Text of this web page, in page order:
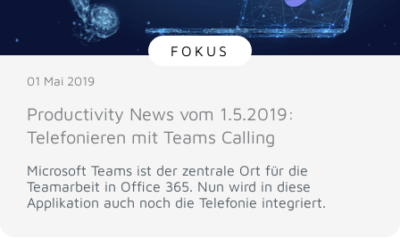
FOKUS
01 Mai 2019
Productivity News vom 1.5.2019:
Telefonieren mit Teams Calling
Microsoft Teams ist der zentrale Ort für die
Teamarbeit in Office 365. Nun wird in diese
Applikation auch noch die Telefonie integriert.